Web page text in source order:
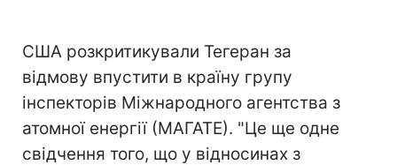
США розкритикували Тегеран за
відмову впустити в країну групу
інспекторів Міжнародного агентства з
атомної енергії (МАГАТЕ). "Це ще одне
свідчення того, що у відносинах з